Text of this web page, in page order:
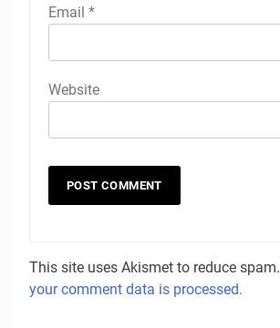
Email *
Website
This site uses Akismet to reduce spam.
your comment data is processed.